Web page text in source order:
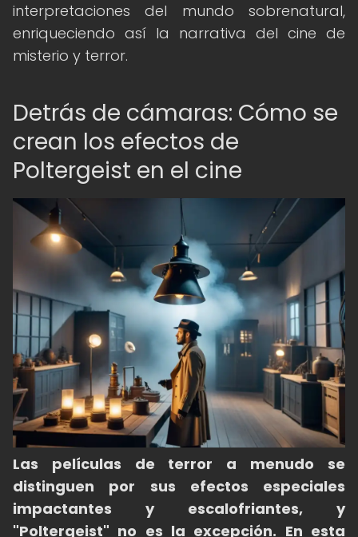
interpretaciones del mundo sobrenatural,
enriqueciendo así la narrativa del cine de
misterio y terror.
Detrás de cámaras: Cómo se
crean los efectos de
Poltergeist en el cine
Las películas de terror a menudo se
distinguen por sus efectos especiales
impactantes y escalofriantes, y
"Poltergeist" no es la excepción. En esta